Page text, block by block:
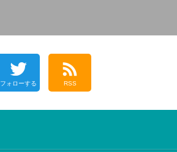
フォローする RSS